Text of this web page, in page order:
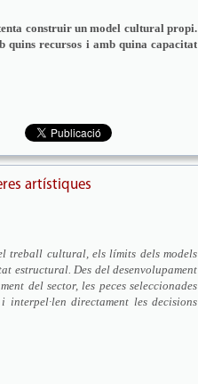
construir un model cultural propi.
quins recursos i amb quina capacitat
artístiques
treball cultural, els límits dels models
estructural. Des del desenvolupament
del sector, les peces seleccionades
directament les decisions